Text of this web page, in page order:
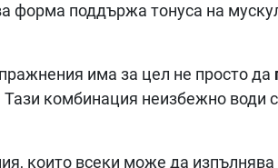
форма поддържа тонуса на
има за цел не просто да
комбинация неизбежно води
които всеки може да